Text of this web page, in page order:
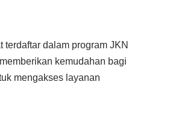
dalam program JKN
kemudahan bagi
mengakses layanan